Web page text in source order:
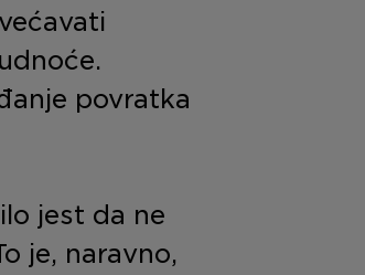
povratka
jest da ne
je, naravno,